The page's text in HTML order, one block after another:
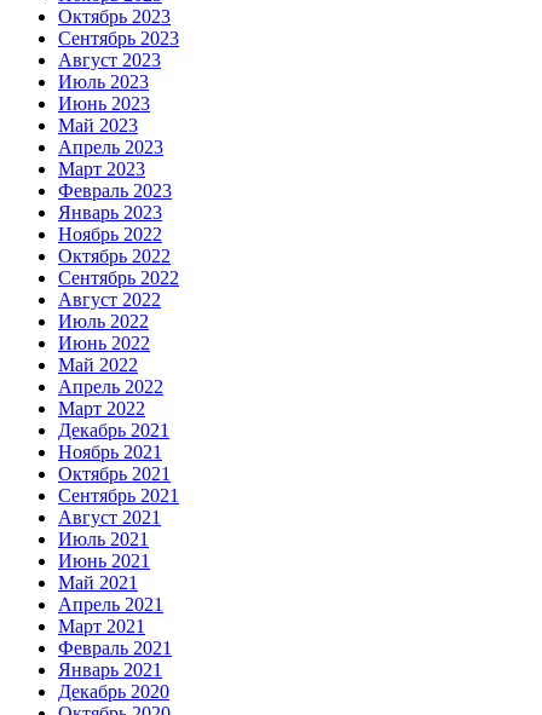
Октябрь 2023
Сентябрь 2023
Август 2023
Июль 2023
Июнь 2023
Май 2023
Апрель 2023
Март 2023
Февраль 2023
Январь 2023
Ноябрь 2022
Октябрь 2022
Сентябрь 2022
Август 2022
Июль 2022
Июнь 2022
Май 2022
Апрель 2022
Март 2022
Декабрь 2021
Ноябрь 2021
Октябрь 2021
Сентябрь 2021
Август 2021
Июль 2021
Июнь 2021
Май 2021
Апрель 2021
Март 2021
Февраль 2021
Январь 2021
Декабрь 2020